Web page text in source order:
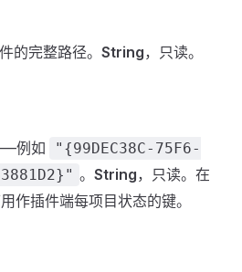
的完整路径。 String，只读。
例如
"{99DEC38C-75F6-
。 String，只读。在
作插件端每项目状态的键。